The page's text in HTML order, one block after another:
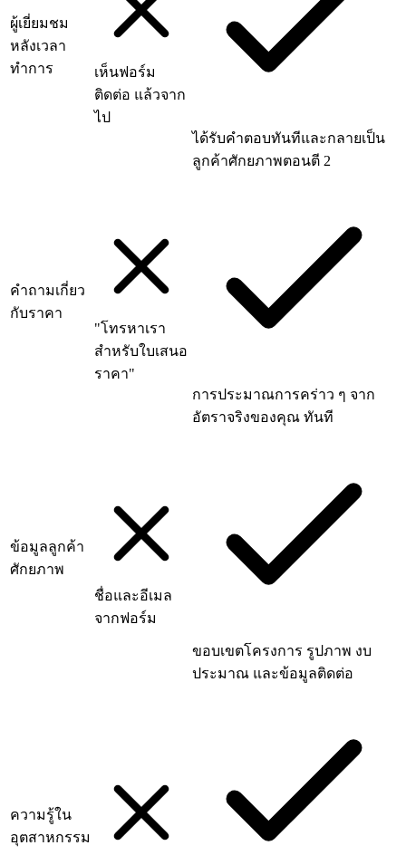
ผู้เยี่ยมชม
หลังเวลา
ทำการ
เห็นฟอร์ม
ติดต่อ แล้วจาก
ไป
ได้รับคำตอบทันทีและกลายเป็น
ลูกค้าศักยภาพตอนตี 2
คำถามเกี่ยว
กับราคา
"โทรหาเรา
สำหรับใบเสนอ
ราคา"
การประมาณการคร่าว ๆ จาก
อัตราจริงของคุณ ทันที
ข้อมูลลูกค้า
ศักยภาพ
ชื่อและอีเมล
จากฟอร์ม
ขอบเขตโครงการ รูปภาพ งบ
ประมาณ และข้อมูลติดต่อ
ความรู้ใน
อุตสาหกรรม